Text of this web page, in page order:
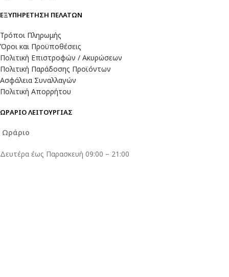
ΕΞΥΠΗΡΕΤΗΣΗ ΠΕΛΑΤΩΝ
Τρόποι Πληρωμής
Όροι και Προϋποθέσεις
Πολιτική Επιστροφών / Ακυρώσεων
Πολιτική Παράδοσης Προϊόντων
Ασφάλεια Συναλλαγών
Πολιτική Απορρήτου
ΩΡΑΡΙΟ ΛΕΙΤΟΥΡΓΙΑΣ
Ωράριο
Δευτέρα έως Παρασκευή 09:00 – 21:00